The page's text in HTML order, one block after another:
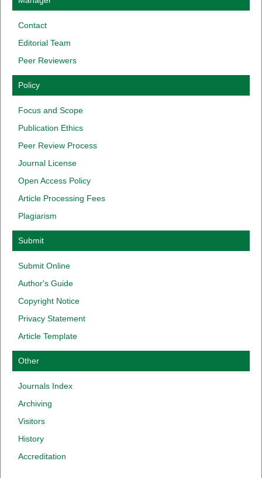
Contact
Editorial Team
Peer Reviewers
Policy
Focus and Scope
Publication Ethics
Peer Review Process
Journal License
Open Access Policy
Article Processing Fees
Plagiarism
Submit
Submit Online
Author's Guide
Copyright Notice
Privacy Statement
Article Template
Other
Journals Index
Archiving
Visitors
History
Accreditation